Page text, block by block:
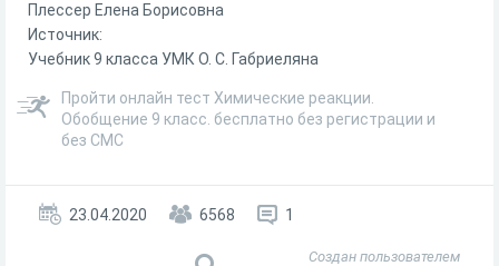
Плессер Елена Борисовна
Источник:
Учебник 9 класса УМК О. С. Габриеляна
Пройти онлайн тест Химические реакции.
Обобщение 9 класс. бесплатно без регистрации и
без СМС
23.04.2020 6568 1
Создан пользователем